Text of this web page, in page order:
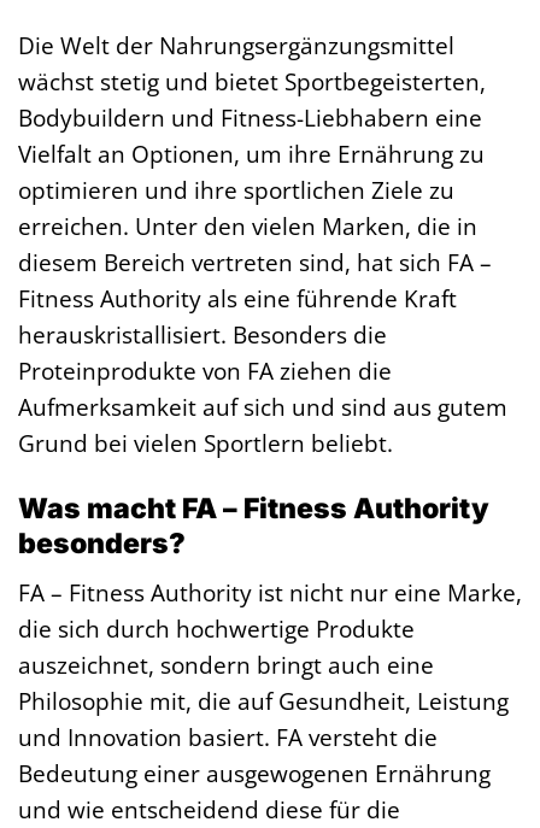
Die Welt der Nahrungsergänzungsmittel
wächst stetig und bietet Sportbegeisterten,
Bodybuildern und Fitness-Liebhabern eine
Vielfalt an Optionen, um ihre Ernährung zu
optimieren und ihre sportlichen Ziele zu
erreichen. Unter den vielen Marken, die in
diesem Bereich vertreten sind, hat sich FA –
Fitness Authority als eine führende Kraft
herauskristallisiert. Besonders die
Proteinprodukte von FA ziehen die
Aufmerksamkeit auf sich und sind aus gutem
Grund bei vielen Sportlern beliebt.
Was macht FA – Fitness Authority
besonders?
FA – Fitness Authority ist nicht nur eine Marke,
die sich durch hochwertige Produkte
auszeichnet, sondern bringt auch eine
Philosophie mit, die auf Gesundheit, Leistung
und Innovation basiert. FA versteht die
Bedeutung einer ausgewogenen Ernährung
und wie entscheidend diese für die